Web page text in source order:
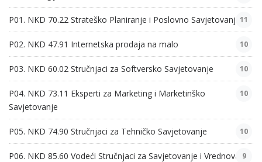
P01. NKD 70.22 Strateško Planiranje i Poslovno Savjetovanje11
P02. NKD 47.91 Internetska prodaja na malo 10
P03. NKD 60.02 Stručnjaci za Softversko Savjetovanje 10
P04. NKD 73.11 Eksperti za Marketing i Marketinško
Savjetovanje
10
P05. NKD 74.90 Stručnjaci za Tehničko Savjetovanje 10
P06. NKD 85.60 Vodeći Stručnjaci za Savjetovanje i Vrednovanje
9